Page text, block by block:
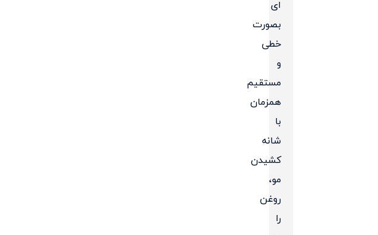
ای
بصورت
خطی
و
مستقیم
همزمان
با
شانه
کشیدن
مو،
روغن
را